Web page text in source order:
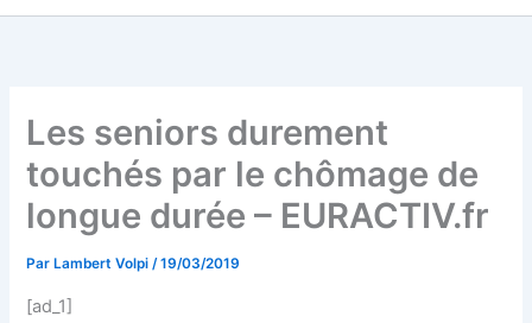
Les seniors durement
touchés par le chômage de
longue durée – EURACTIV.fr
Par Lambert Volpi/19/03/2019
[ad_1]